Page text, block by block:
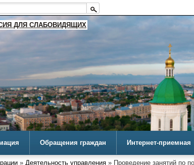
ДЛЯ СЛАБОВИДЯЩИХ
Обращения граждан Интернет-приемная
» Деятельность управления » Проведение занятий по